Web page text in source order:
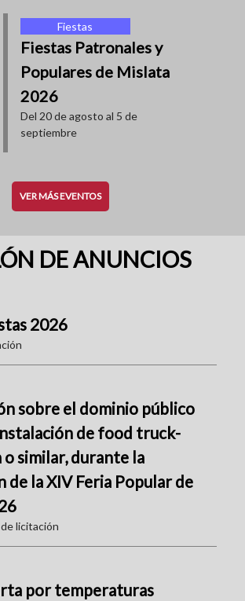
Fiestas
Fiestas Patronales y
Populares de Mislata
2026
Del 20 de agosto al 5 de
septiembre
VER MÁS EVENTOS
DE ANUNCIOS
2026
sobre el dominio público
de food truck-
similar, durante la
de la XIV Feria Popular de
licitación
por temperaturas